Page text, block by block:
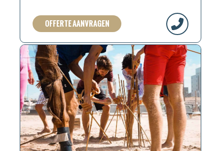
OFFERTE AANVRAGEN